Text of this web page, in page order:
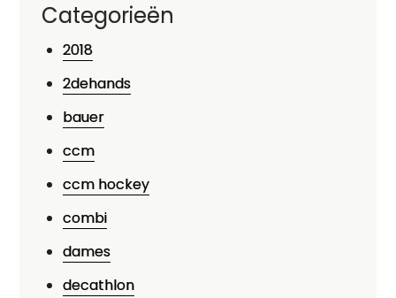
Categorieën
2018
2dehands
bauer
ccm
ccm hockey
combi
dames
decathlon